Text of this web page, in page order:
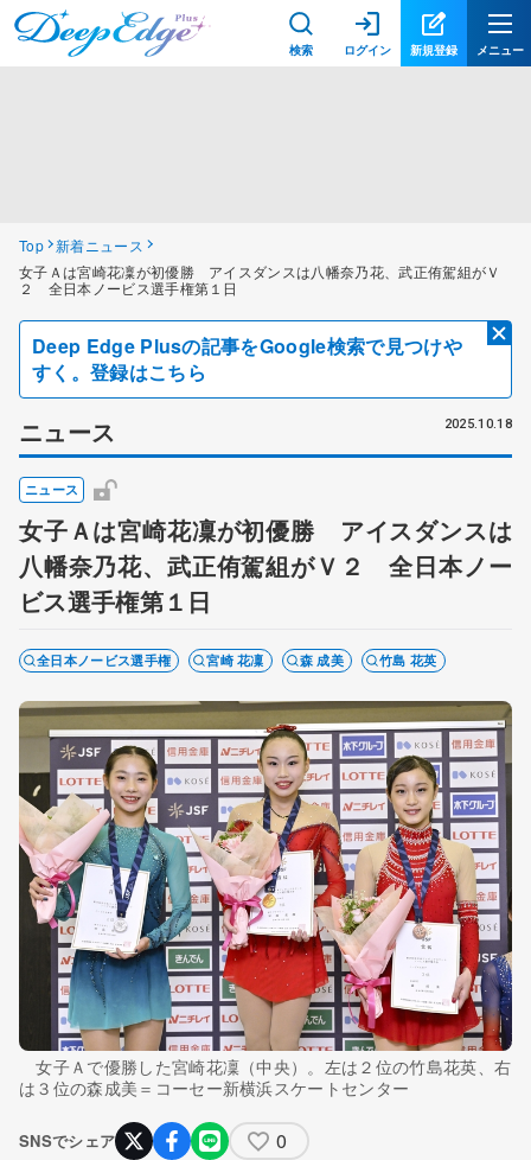
検索 ログイン 新規登録 メニュー
Top 新着ニュース
女子Ａは宮崎花凜が初優勝 アイスダンスは八幡奈乃花、武正侑駕組がＶ
２ 全日本ノービス選手権第１日
Deep Edge Plusの記事をGoogle検索で見つけや
すく。登録はこちら
ニュース 2025.10.18
ニュース
女子Ａは宮崎花凜が初優勝 アイスダンスは
八幡奈乃花、武正侑駕組がＶ２ 全日本ノー
ビス選手権第１日
全日本ノービス選手権 宮崎 花凜 森 成美 竹島 花英
女子Ａで優勝した宮崎花凜（中央）。左は２位の竹島花英、右
は３位の森成美＝コーセー新横浜スケートセンター
SNSでシェア 0